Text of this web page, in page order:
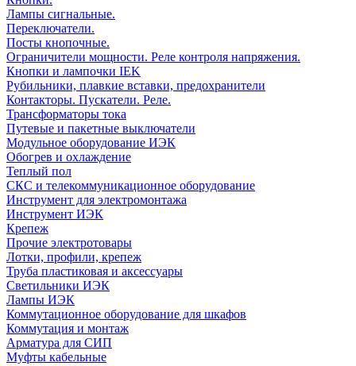
Лампы сигнальные.
Переключатели.
Посты кнопочные.
Ограничители мощности. Реле контроля напряжения.
Кнопки и лампочки IEK
Рубильники, плавкие вставки, предохранители
Контакторы. Пускатели. Реле.
Трансформаторы тока
Путевые и пакетные выключатели
Модульное оборудование ИЭК
Обогрев и охлаждение
Теплый пол
СКС и телекоммуникационное оборудование
Инструмент для электромонтажа
Инструмент ИЭК
Крепеж
Прочие электротовары
Лотки, профили, крепеж
Труба пластиковая и аксессуары
Светильники ИЭК
Лампы ИЭК
Коммутационное оборудование для шкафов
Коммутация и монтаж
Арматура для СИП
Муфты кабельные